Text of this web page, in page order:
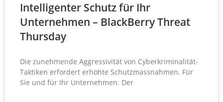
Intelligenter Schutz für Ihr
Unternehmen – BlackBerry Threat
Thursday
Die zunehmende Aggressivität von Cyberkriminalität-
Taktiken erfordert erhöhte Schutzmassnahmen. Für
Sie und für Ihr Unternehmen. Der